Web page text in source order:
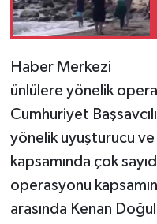
Haber Merkezi
ünlülere yönelik
Cumhuriyet
yönelik uyuşturucu
kapsamında çok
operasyonu
arasında Kenan
Teknoloji